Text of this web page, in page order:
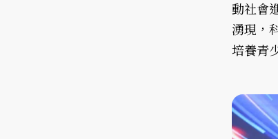
動社會
湧現，
培養青